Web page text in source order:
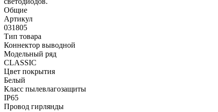
Общие
Артикул
031805
Тип товара
Коннектор выводной
Модельный ряд
CLASSIC
Цвет покрытия
Белый
Класс пылевлагозащиты
IP65
Провод гирлянды